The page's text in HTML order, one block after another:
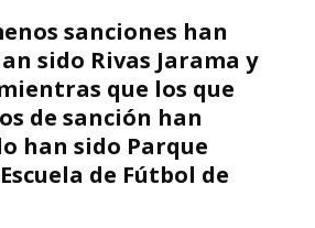
sanciones han
sido Rivas Jarama y
que los que
de sanción han
han sido Parque
de Fútbol de